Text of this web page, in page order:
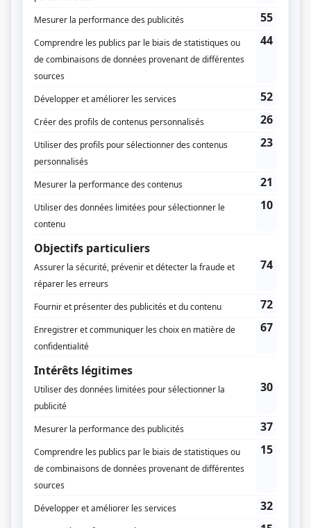
Fiche deRace de mondesur Showbizz.net
Genre
Téléroman
André Bousquet
Geneviève Houle
Jean-Yves Laforce
Victor-Lévy Beaulieu
Musique
Léon Bernier
Société Radio-Canada
Diffuseur(s)
Radio-Canada
Dates de diffusion
Durée et heure de diffusion